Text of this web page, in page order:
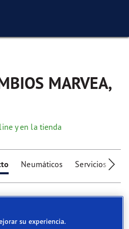
MARVEA,
y en la tienda
Neumáticos Servicios
su experiencia.